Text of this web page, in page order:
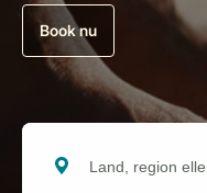
Book nu